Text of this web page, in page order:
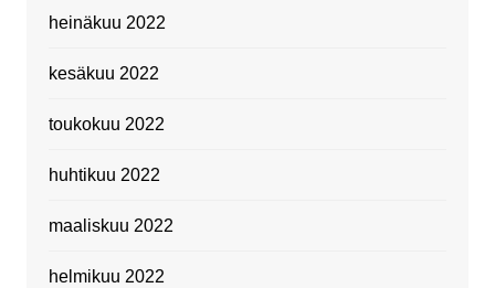
heinäkuu 2022
kesäkuu 2022
toukokuu 2022
huhtikuu 2022
maaliskuu 2022
helmikuu 2022